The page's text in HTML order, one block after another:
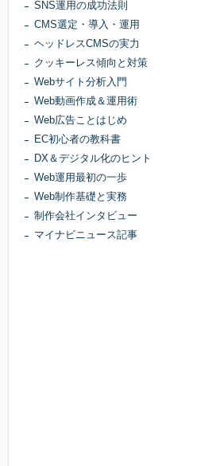
SNS運用の成功法則
CMS選定・導入・運用
ヘッドレスCMSの実力
クッキーレス傾向と対策
Webサイト分析入門
Web動画作成＆運用術
Web広告ことはじめ
EC初心者の教科書
DX＆デジタル化のヒント
Web運用最初の一歩
Web制作基礎と実務
制作会社インタビュー
マイナビニュース記事